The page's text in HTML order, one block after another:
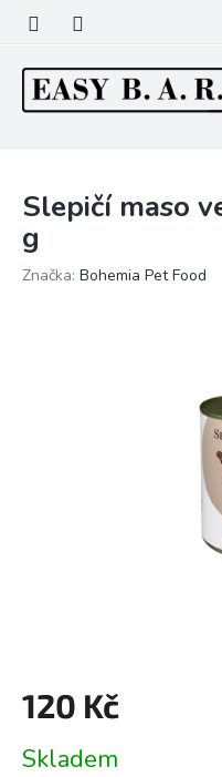
obsah
Slepičí maso
g
Značka: Bohemia Pet Food
120 Kč
cena:
Skladem